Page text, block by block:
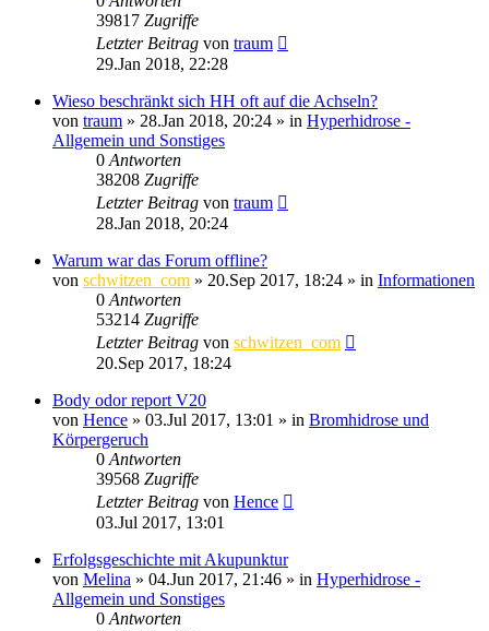
39817 Zugriffe
Letzter Beitrag von traum
29.Jan 2018, 22:28
Wieso beschränkt sich HH oft auf die Achseln?
von traum » 28.Jan 2018, 20:24 » in Hyperhidrose -
Allgemein und Sonstiges
0 Antworten
38208 Zugriffe
Letzter Beitrag von traum
28.Jan 2018, 20:24
Warum war das Forum offline?
von schwitzen_com » 20.Sep 2017, 18:24 » in Informationen
0 Antworten
53214 Zugriffe
Letzter Beitrag von schwitzen_com
20.Sep 2017, 18:24
Body odor report V20
von Hence » 03.Jul 2017, 13:01 » in Bromhidrose und
Körpergeruch
0 Antworten
39568 Zugriffe
Letzter Beitrag von Hence
03.Jul 2017, 13:01
Erfolgsgeschichte mit Akupunktur
von Melina » 04.Jun 2017, 21:46 » in Hyperhidrose -
Allgemein und Sonstiges
0 Antworten